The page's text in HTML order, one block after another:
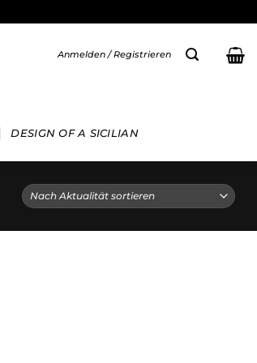
Anmelden / Registrieren
DESIGN OF A SICILIAN